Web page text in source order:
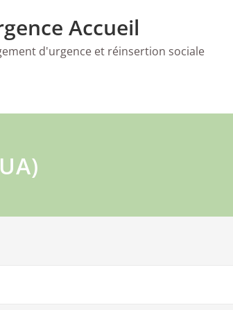
Accueil
d'urgence et réinsertion sociale